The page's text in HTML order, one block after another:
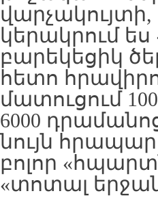
վարչակույտի,
կերակրում
բարեկեցիկ
հետո
մատուցում
6000
նույն
բոլոր
«տոտալ